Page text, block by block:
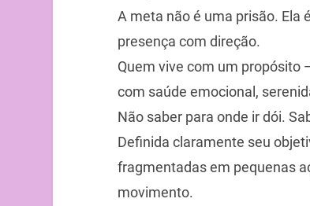
A meta não é uma prisão. Ela
presença com direção.
Quem vive com um propósito
com saúde emocional,
Não saber para onde ir dói.
Definida claramente seu
fragmentadas em pequenas
movimento.